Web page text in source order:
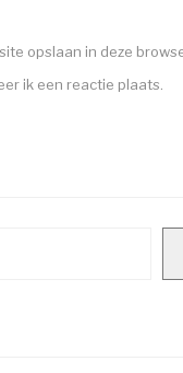
opslaan in deze
ik een reactie plaats.